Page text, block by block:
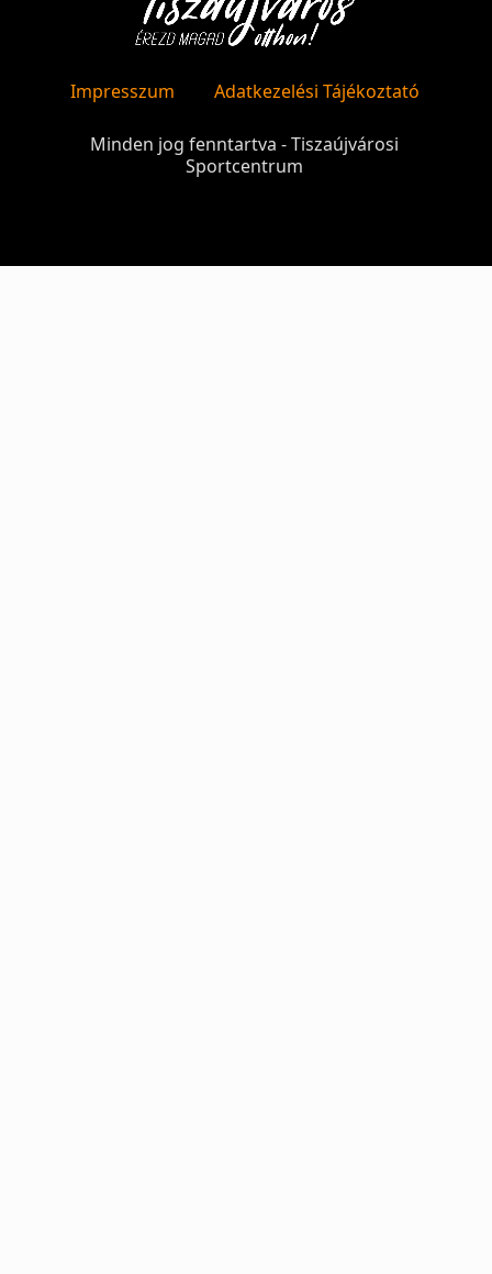
Impresszum Adatkezelési Tájékoztató
Minden jog fenntartva - Tiszaújvárosi
Sportcentrum